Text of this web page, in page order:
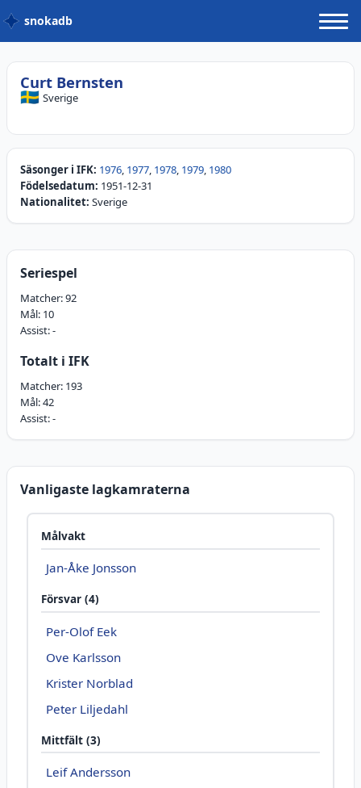
snokadb
Curt Bernsten
🇸🇪 Sverige
Säsonger i IFK: 1976, 1977, 1978, 1979, 1980
Födelsedatum: 1951-12-31
Nationalitet: Sverige
Seriespel
Matcher:92
Mål: 10
Assist:-
Totalt i IFK
Matcher: 193
Mål:42
Assist:-
Vanligaste lagkamraterna
Målvakt
Jan-Åke Jonsson
Försvar (4)
Per-Olof Eek
Ove Karlsson
Krister Norblad
Peter Liljedahl
Mittfält (3)
Leif Andersson